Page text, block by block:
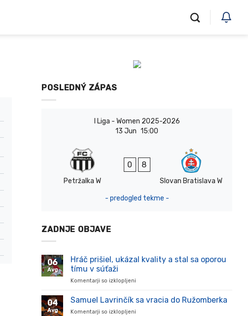
POSLEDNÝ ZÁPAS
I Liga - Women 2025-2026
13 Jun 15:00
Petržalka W
0 8
Slovan Bratislava W
- predogled tekme -
ZADNJE OBJAVE
06
Avg
Hráč prišiel, ukázal kvality a stal sa oporou
tímu v súťaži
Komentarji so izklopljeni
prišiel,
04
Avg
Samuel Lavrinčík sa vracia do Ružomberka
Komentarji so izklopljeni